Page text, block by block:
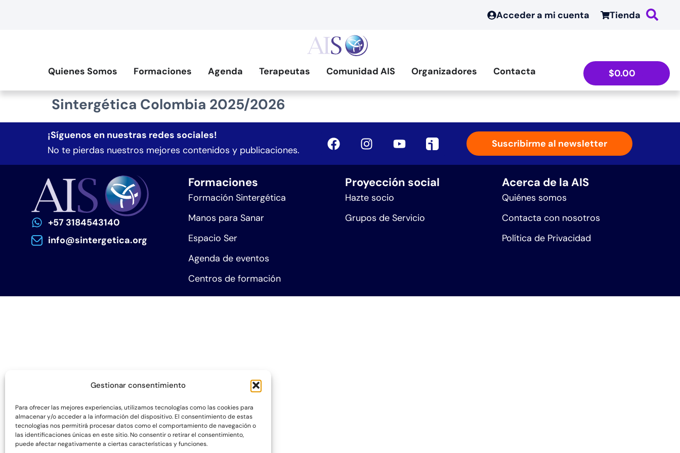
Gestionar consentimiento
Para ofrecer las mejores experiencias, utilizamos tecnologías como las cookies para
almacenar y/o acceder a la información del dispositivo. El consentimiento de estas
tecnologías nos permitirá procesar datos como el comportamiento de navegación o
las identificaciones únicas en este sitio. No consentir o retirar el consentimiento,
puede afectar negativamente a ciertas características y funciones.
Acceder a mi cuenta Tienda
Quienes Somos Formaciones Agenda Terapeutas Comunidad AIS Organizadores Contacta $0.00
Sintergética Colombia 2025/2026
¡Síguenos en nuestras redes sociales!
No te pierdas nuestros mejores contenidos y publicaciones.
Suscribirme al newsletter
+57 3184543140
info@sintergetica.org
Formaciones
Formación Sintergética
Manos para Sanar
Espacio Ser
Agenda de eventos
Centros de formación
Proyección social
Hazte socio
Grupos de Servicio
Acerca de la AIS
Quiénes somos
Contacta con nosotros
Política de Privacidad